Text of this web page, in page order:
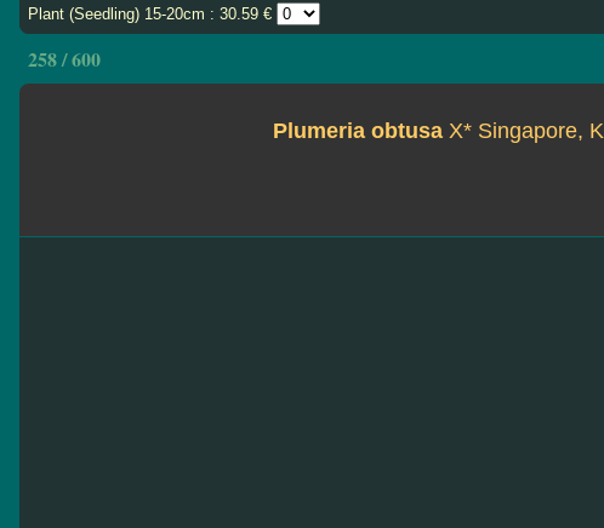
Plant (Seedling) 15-20cm : 30.59 €
258 / 600
Plumeria obtusa X* Singapore,